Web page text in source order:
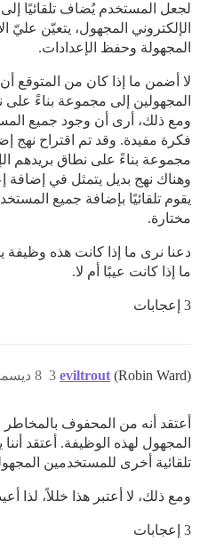
لجعل المستخدم يُضاف تلقائيًا
الإلكتروني المجهول، يتعيّن عليّ
المجهولة وحفظ الإعدادات.
لا أضمن ما إذا كان من المتوقع
المجهولين إلى مجموعة بناءً على
ومع ذلك، أرى أن وجود جميع
فكرة مفيدة. وقد تم اقتراح نهج
وهناك نهج بديل يتمثل في
يقوم تلقائيًا بإضافة جميع
مختارة.
ما إذا كانت عيبًا أم لا.
3 إعجابات
eviltrout (Robin Ward) 8 ديسمبر 2020، 9:24م 3
أعتقد أنه من المحفوف بالمخاطر
المجهول لهذه الوظيفة. أعتقد
تلقائية أخرى للمستخدمين
ومع ذلك، لا أعتبر هذا خللاً، لذا
3 إعجابات